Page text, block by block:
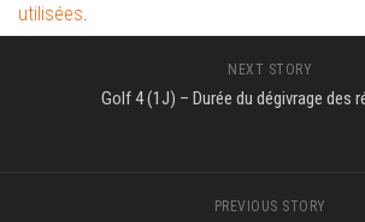
utilisées.
NEXT STORY
Golf 4 (1J) – Durée du dégivrage des
PREVIOUS STORY